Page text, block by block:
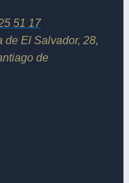
51 17
El Salvador, 28,
de